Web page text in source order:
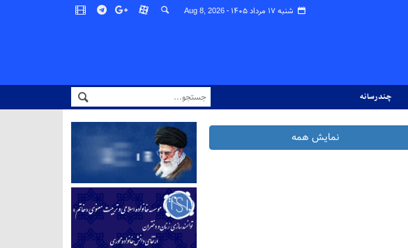
شنبه ۱۷ مرداد ۱۴۰۵ - Aug 8, 2026
چندرسانه
نمایش همه